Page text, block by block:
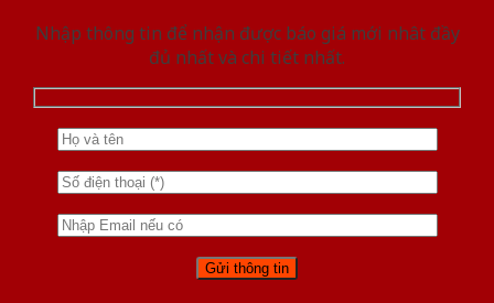
Nhập thông tin để nhận được báo giá mới nhât đầy
đủ nhất và chi tiết nhất.